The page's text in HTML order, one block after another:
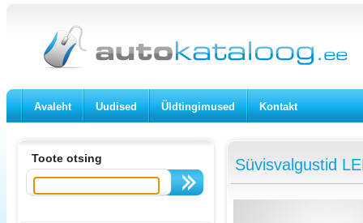
Avaleht Uudised Üldtingimused Kontakt
Toote otsing Süvisvalgustid